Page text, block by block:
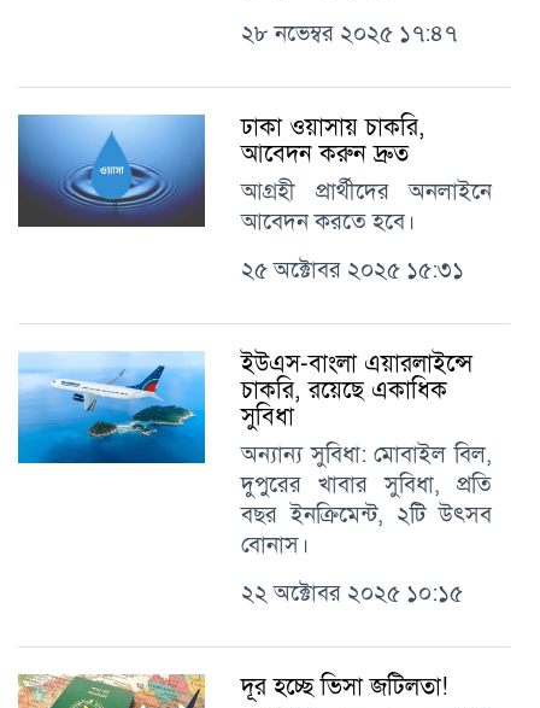
২৮ নভেম্বর ২০২৫ ১৭:৪৭
ঢাকা ওয়াসায় চাকরি,
আবেদন করুন দ্রুত
আগ্রহী প্রার্থীদের অনলাইনে
আবেদন করতে হবে।
২৫ অক্টোবর ২০২৫ ১৫:৩১
ইউএস-বাংলা এয়ারলাইন্সে
চাকরি, রয়েছে একাধিক
সুবিধা
অন্যান্য সুবিধা: মোবাইল বিল,
দুপুরের খাবার সুবিধা, প্রতি
বছর ইনক্রিমেন্ট, ২টি উৎসব
বোনাস।
২২ অক্টোবর ২০২৫ ১০:১৫
দূর হচ্ছে ভিসা জটিলতা!